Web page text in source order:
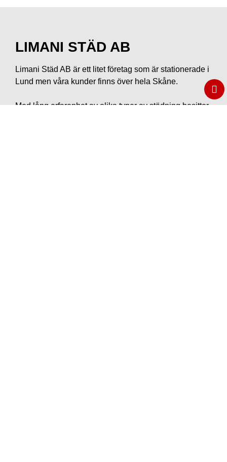
LIMANI STÄD AB
Limani Städ AB är ett litet företag som är stationerade i
Lund men våra kunder finns över hela Skåne.
Med lång erfarenhet av olika typer av städning besitter